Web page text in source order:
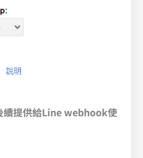
續提供給Line webhook使